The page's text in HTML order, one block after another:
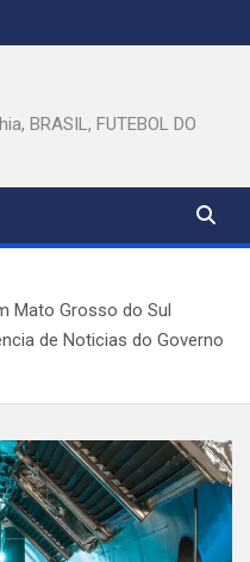
BRASIL, FUTEBOL DO
Mato Grosso do Sul
de Noticias do Governo